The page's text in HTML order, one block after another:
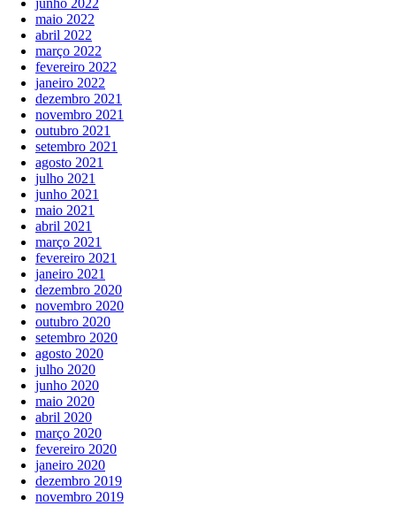
junho 2022
maio 2022
abril 2022
março 2022
fevereiro 2022
janeiro 2022
dezembro 2021
novembro 2021
outubro 2021
setembro 2021
agosto 2021
julho 2021
junho 2021
maio 2021
abril 2021
março 2021
fevereiro 2021
janeiro 2021
dezembro 2020
novembro 2020
outubro 2020
setembro 2020
agosto 2020
julho 2020
junho 2020
maio 2020
abril 2020
março 2020
fevereiro 2020
janeiro 2020
dezembro 2019
novembro 2019